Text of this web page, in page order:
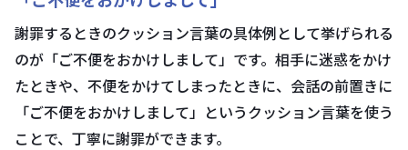
謝罪するときのクッション言葉の具体例として挙げられる
のが「ご不便をおかけしまして」です。相手に迷惑をかけ
たときや、不便をかけてしまったときに、会話の前置きに
「ご不便をおかけしまして」というクッション言葉を使う
ことで、丁寧に謝罪ができます。